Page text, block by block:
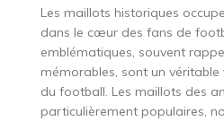
Les maillots historiques
dans le cœur des fans de
emblématiques, souvent
mémorables, sont un véritable
du football. Les maillots des
particulièrement populaires,